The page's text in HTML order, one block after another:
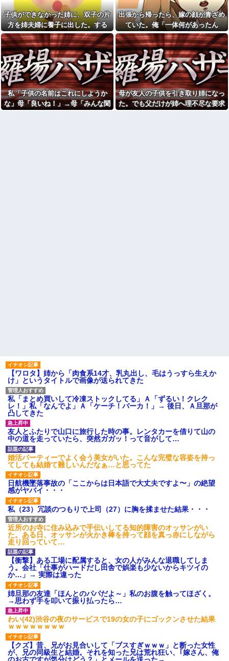
生理の予定が８月６日なんだ
けど７月２９日にドバッと鮮血
でたから生理かな？って思った
のよね
【うわぁ】 都営団地住み、年
収10万円上げると「大変なこ
と」になるｗｗｗｗｗｗｗ
シャウエッセン公式、またこ
ういうのでいい丼をポスト
ダイアンのじゃない方がユー
スケさんになってしまっている
という事実←これ
【画像】ディズニーのおいな
り巻（600円）、流石にアレすぎ
され彼氏が逆切れ。「何クラク
ション鳴らしてんだ！降りてこ
いよ！」と怒鳴りだし...
【衝撃】報酬100万円超の治験
募集がこちらｗｗｗｗｗ(※画像
あり)
【ネット騒然】惨殺されたタ
ワマン頂き女子のこの動画、す
げえええええｗｗｗｗｗｗｗｗ
ｗｗｗ
【愕然】白のクラウン俺氏、
高速道路左車線を制限速度で走
った結果wwwwwwwwwwww
百年の恋12-899 食べた量を
張り合ってくる
【悲報】佐藤輝明・・・２軍
でも盛大にやらかす←あまり悲
しませないでくれ
イベント派遣で陰湿にいじら
れていた地味な男性スタッフ。
ある日、高さ3mの階段から落ち
かけた子どもをパルクールで爆
走＆ダイブし間一髪で救出！職
場の手のひら返しと評価爆上げ
が凄まじかったｗｗ
【悲報】思春期の娘に「キモ
ッ」と言われたお父さん、グレ
る他
味噌汁にアレを入れてしまう
嫁(メシマズ)にブチギレた俺。
……帰ったら離婚届がありまし
た
子供ができなかった姉に、双子の片
方を姉夫婦に養子に出した。する
と、養子に出した子がすごく礼儀正
しくてビックリ
出張から帰ったら、嫁の顔が青ざめ
ていた。俺「一体何があったん
だ？」嫁「…」→子供たちに話を聞
くと…
私「子供の名前はこれにしようか
な」母「良いね！」→母「みんな聞
母が友人の子供を引き取り姉になっ
た。でも父だけが姉へ理不尽な要求
【ワロタ】姉から「肉食系14才、乳丸出し、毛はうっすら生えか
け」というタイトルで画像が送られてきた
私「まとめ買いして冷凍ストックしてる」Ａ「ずるい！クレク
レ！」私「なんでよ」Ａ「ケーチ！バーカ！」→ 後日、Ａ旦那が
凸してきた
友人とふたりで山口に旅行した時の事。レンタカーを借りて山の
中の道を走っていたら、突然ガガッ！って音がして…
婚活パーティーでよく会う美女がいた。こんな完璧な容姿を持っ
てしても結婚て難しいんだなぁ…と思ってた
日航機墜落事故の「ここからは日本語で大丈夫ですよ〜」の絶望
感がヤバイ・・・
私（23）冗談のつもりで上司（27）に胸を揉ませた結果・・・
近所のお寺に住み込みで手伝いしてる知的障害のオッサンがい
た。ある日、オッサンが火かき棒を持って顔を真っ赤にしながら
走り回っていて…
【衝撃】ある工場に配属すると、女の人がみんな退職してしま
う。会社「仕事がハードだし田舎で娯楽も少ないからキツイの
か…」→ 実際は違った
姉旦那の友達「ほんとのパパだよ～」私のお腹を触ってほざく。
→思わず手を叩いて振り払ったら…
わい(42)渋谷の夜のサービスで19の女の子にゴックンさせた結果
ｗｗｗｗｗｗｗｗ
【クズ】昔、兄がお見合いして「ブスすぎｗｗｗ」と断った女性
が、兄の同級生と結婚。それを知った兄は荒れ狂い、｢嫁さん、俺
のお古ですが気分はどう？」とメールを送った→